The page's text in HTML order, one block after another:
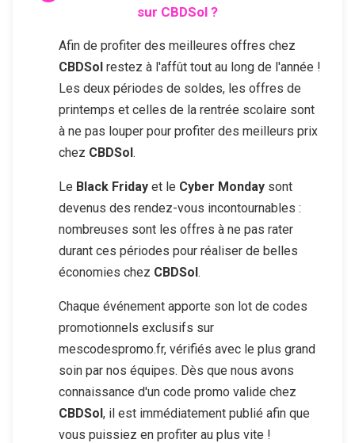
sur CBDSol ?
Afin de profiter des meilleures offres chez
CBDSol restez à l'affût tout au long de l'année !
Les deux périodes de soldes, les offres de
printemps et celles de la rentrée scolaire sont
à ne pas louper pour profiter des meilleurs prix
chez CBDSol.
Le Black Friday et le Cyber Monday sont
devenus des rendez-vous incontournables :
nombreuses sont les offres à ne pas rater
durant ces périodes pour réaliser de belles
économies chez CBDSol.
Chaque événement apporte son lot de codes
promotionnels exclusifs sur
mescodespromo.fr, vérifiés avec le plus grand
soin par nos équipes. Dès que nous avons
connaissance d'un code promo valide chez
CBDSol, il est immédiatement publié afin que
vous puissiez en profiter au plus vite !